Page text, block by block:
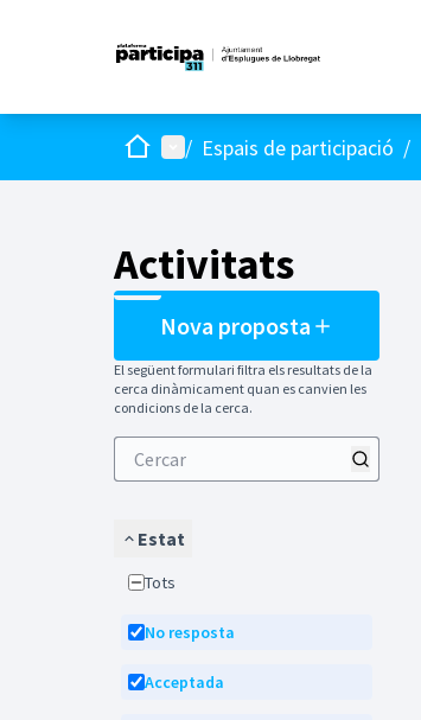
Inici Menú principal
/ Espais de participació /
Activitats
Nova proposta
El següent formulari filtra els resultats de la
cerca dinàmicament quan es canvien les
condicions de la cerca.
Estat
Tots
No resposta
Acceptada